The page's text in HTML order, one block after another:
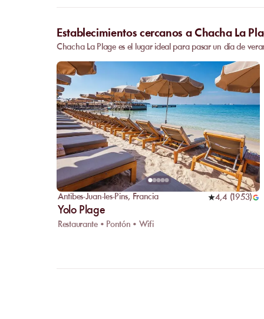
Establecimientos cercanos a Chacha La
Chacha La Plage es el lugar ideal para pasar un día de
Antibes-Juan-les-Pins, Francia 4,4 (1953)
Yolo Plage
Restaurante • Pontón • Wifi